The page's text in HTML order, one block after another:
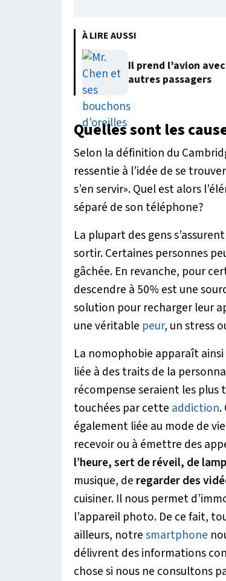
À LIRE AUSSI
Il prend l’avion
autres passagers
Quelles sont les
Selon la définition du
ressentie à l’idée de se
s’en servir». Quel est alors
séparé de son téléphone?
La plupart des gens
sortir. Certaines personnes
gâchée. En revanche, pour
descendre à 50% est une
solution pour recharger leur
une véritable peur, un stress
La nomophobie apparaît
liée à des traits de la
récompense seraient les plus
touchées par cette addiction.
également liée au mode de
recevoir ou à émettre des
l’heure, sert de réveil, de
musique, de regarder des
cuisiner. Il nous permet
l’appareil photo. De ce fait,
ailleurs, notresmartphone
délivrent des informations
chose si nous ne consultons